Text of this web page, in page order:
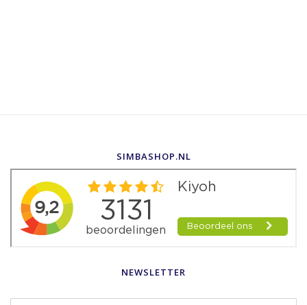
SIMBASHOP.NL
NEWSLETTER